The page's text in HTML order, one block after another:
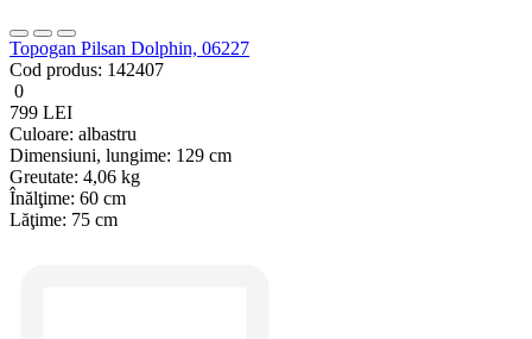
Topogan Pilsan Dolphin, 06227
Cod produs: 142407
0
799 LEI
Culoare: albastru
Dimensiuni, lungime: 129 cm
Greutate: 4,06 kg
Înălţime: 60 cm
Lăţime: 75 cm